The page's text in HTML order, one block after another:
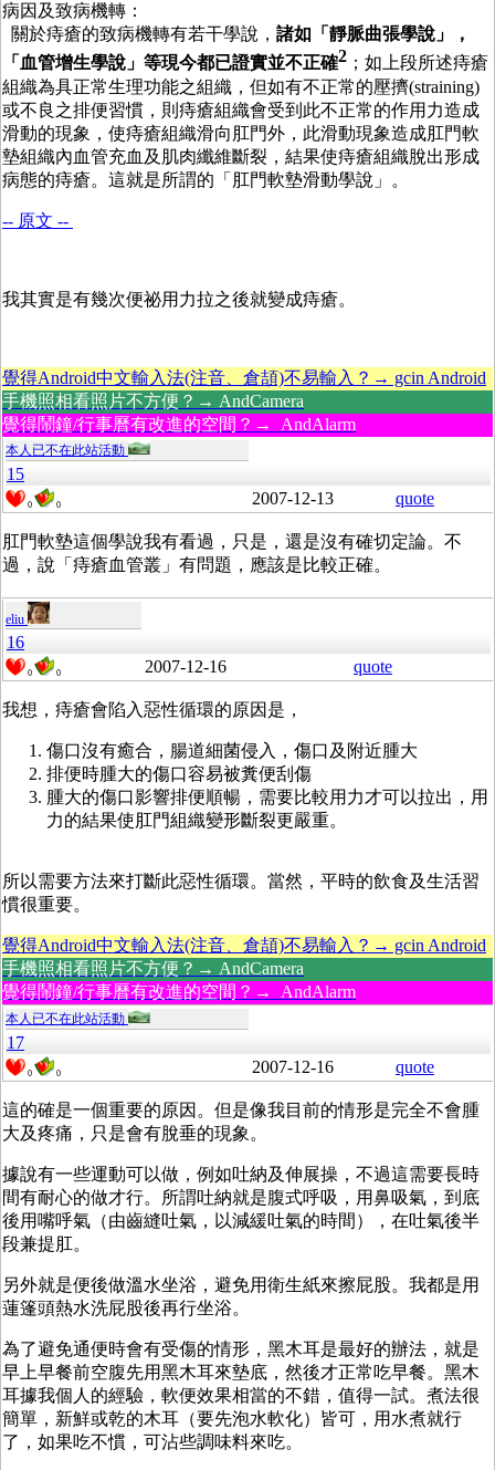
病因及致病機轉：
關於痔瘡的致病機轉有若干學說， 諸如「靜脈曲張學說」，
「血管增生學說」等現今都已證實並不正確2 ；如上段所述痔瘡
組織為具正常生理功能之組織，但如有不正常的壓擠(straining)
或不良之排便習慣，則痔瘡組織會受到此不正常的作用力造成
滑動的現象，使痔瘡組織滑向肛門外，此滑動現象造成肛門軟
墊組織內血管充血及肌肉纖維斷裂，結果使痔瘡組織脫出形成
病態的痔瘡。這就是所謂的「肛門軟墊滑動學說」。
-- 原文 --
我其實是有幾次便祕用力拉之後就變成痔瘡。
覺得Android中文輸入法(注音、倉頡)不易輸入？→ gcin Android
手機照相看照片不方便？→ AndCamera
覺得鬧鐘/行事曆有改進的空間？→ AndAlarm
本人已不在此站活動
15
0 0 2007-12-13 quote
肛門軟墊這個學說我有看過，只是，還是沒有確切定論。不
過，說「 痔瘡血管叢」有問題，應該是比較正確。
eliu
16
0 0 2007-12-16 quote
我想，痔瘡會陷入惡性循環的原因是，
傷口沒有癒合，腸道細菌侵入，傷口及附近腫大
排便時腫大的傷口容易被糞便刮傷
腫大的傷口影響排便順暢，需要比較用力才可以拉出，用
力的結果使肛門組織變形斷裂更嚴重。
所以需要方法來打斷此惡性循環。當然，平時的飲食及生活習
慣很重要。
覺得Android中文輸入法(注音、倉頡)不易輸入？→ gcin Android
手機照相看照片不方便？→ AndCamera
覺得鬧鐘/行事曆有改進的空間？→ AndAlarm
本人已不在此站活動
17
0 0 2007-12-16 quote
這的確是一個重要的原因。但是像我目前的情形是完全不會腫
大及疼痛，只是會有脫垂的現象。
據說有一些運動可以做，例如吐納及伸展操，不過這需要長時
間有耐心的做才行。所謂吐納就是腹式呼吸，用鼻吸氣，到底
後用嘴呼氣（由齒縫吐氣，以減緩吐氣的時間），在吐氣後半
段兼提肛。
另外就是便後做溫水坐浴，避免用衛生紙來擦屁股。我都是用
蓮篷頭熱水洗屁股後再行坐浴。
為了避免通便時會有受傷的情形，黑木耳是最好的辦法，就是
早上早餐前空腹先用黑木耳來墊底，然後才正常吃早餐。黑木
耳據我個人的經驗，軟便效果相當的不錯，值得一試。煮法很
簡單，新鮮或乾的木耳（要先泡水軟化）皆可，用水煮就行
了，如果吃不慣，可沾些調味料來吃。